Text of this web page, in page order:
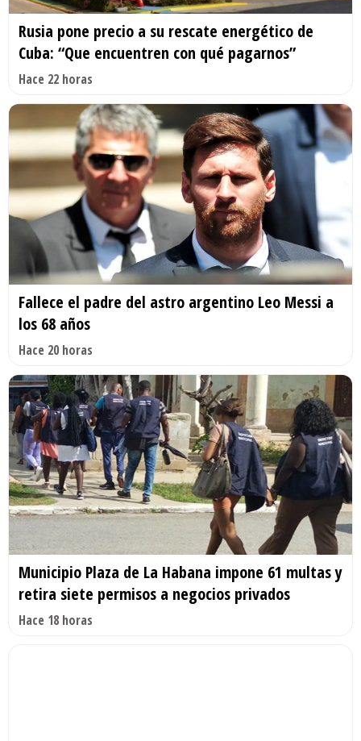
Rusia pone precio a su rescate energético de
Cuba: “Que encuentren con qué pagarnos”
Hace 22 horas
Fallece el padre del astro argentino Leo Messi a
los 68 años
Hace 20 horas
Municipio Plaza de La Habana impone 61 multas y
retira siete permisos a negocios privados
Hace 18 horas